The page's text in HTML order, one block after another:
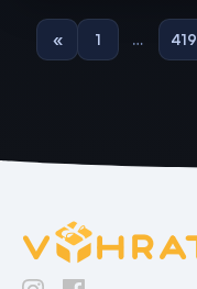
« 1 … 419